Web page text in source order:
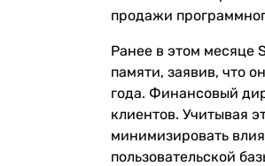
продажи
Ранее в этом месяце
памяти, заявив, что
года. Финансовый
клиентов. Учитывая
минимизировать
пользовательской